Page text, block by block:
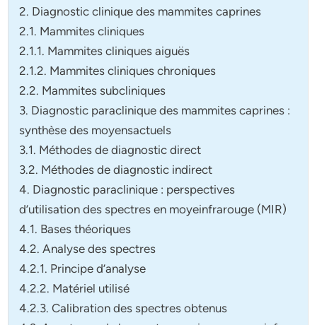
2. Diagnostic clinique des mammites caprines
2.1. Mammites cliniques
2.1.1. Mammites cliniques aiguës
2.1.2. Mammites cliniques chroniques
2.2. Mammites subcliniques
3. Diagnostic paraclinique des mammites caprines :
synthèse des moyensactuels
3.1. Méthodes de diagnostic direct
3.2. Méthodes de diagnostic indirect
4. Diagnostic paraclinique : perspectives
d’utilisation des spectres en moyeinfrarouge (MIR)
4.1. Bases théoriques
4.2. Analyse des spectres
4.2.1. Principe d’analyse
4.2.2. Matériel utilisé
4.2.3. Calibration des spectres obtenus